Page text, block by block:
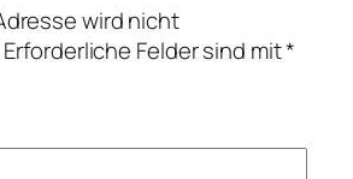
wird nicht
Erforderliche Felder sind mit*